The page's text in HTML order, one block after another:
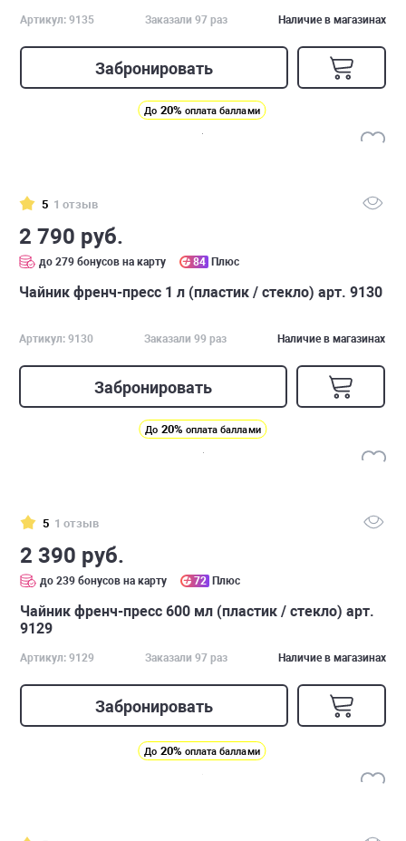
Артикул: 9135 Заказали 97 раз Наличие в магазинах
Забронировать
До 20% оплата баллами
5 1 отзыв
2 790 руб.
до 279 бонусов на карту 84 Плюс
Чайник френч-пресс 1 л (пластик / стекло) арт. 9130
Артикул: 9130 Заказали 99 раз Наличие в магазинах
Забронировать
До 20% оплата баллами
5 1 отзыв
2 390 руб.
до 239 бонусов на карту 72 Плюс
Чайник френч-пресс 600 мл (пластик / стекло) арт.
9129
Артикул: 9129 Заказали 97 раз Наличие в магазинах
Забронировать
До 20% оплата баллами